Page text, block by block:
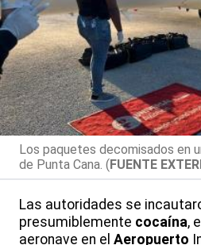
Los paquetes decomisados en
de Punta Cana. (FUENTE
Las autoridades se
presumiblemente cocaína,
aeronave en el Aeropuerto